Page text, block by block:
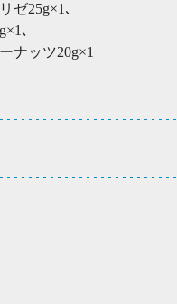
ゼ25g×1､
､
ナッツ20g×1